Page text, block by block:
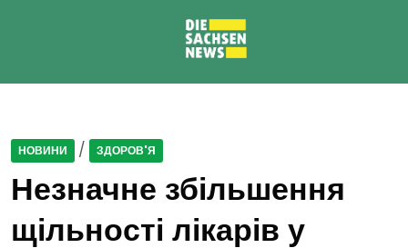
НОВИНИ / ЗДОРОВ'Я
Незначне збільшення
щільності лікарів у